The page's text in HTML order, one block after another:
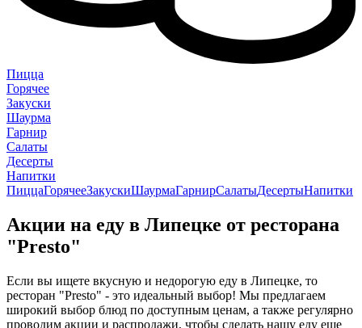
Пицца
Горячее
Закуски
Шаурма
Гарнир
Салаты
Десерты
Напитки
ПиццаГорячееЗакускиШаурмаГарнирСалатыДесертыНапитки
Акции на еду в Липецке от ресторана
"Presto"
Если вы ищете вкусную и недорогую еду в Липецке, то
ресторан "Presto" - это идеальный выбор! Мы предлагаем
широкий выбор блюд по доступным ценам, а также регулярно
проводим акции и распродажи, чтобы сделать нашу еду еще